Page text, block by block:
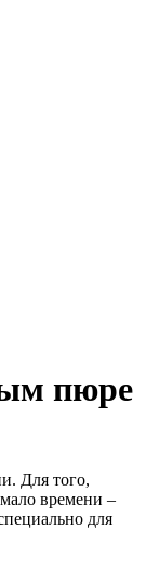
пюре
Для того,
времени –
для